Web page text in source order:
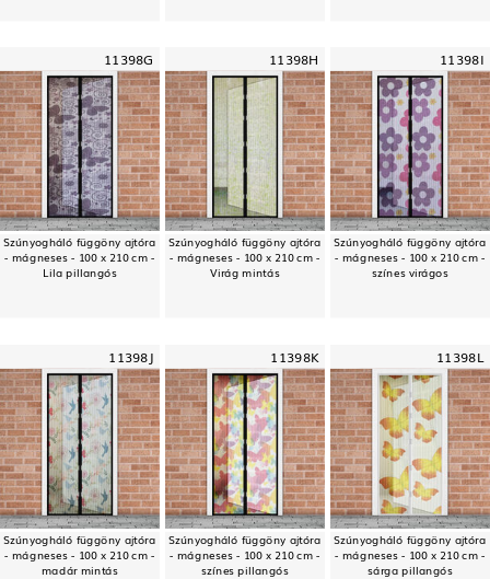
11398G
Szúnyogháló függöny ajtóra
- mágneses - 100 x 210 cm -
Lila pillangós
11398H
Szúnyogháló függöny ajtóra
- mágneses - 100 x 210 cm -
Virág mintás
11398I
Szúnyogháló függöny ajtóra
- mágneses - 100 x 210 cm -
színes virágos
11398J
Szúnyogháló függöny ajtóra
- mágneses - 100 x 210 cm -
madár mintás
11398K
Szúnyogháló függöny ajtóra
- mágneses - 100 x 210 cm -
színes pillangós
11398L
Szúnyogháló függöny ajtóra
- mágneses - 100 x 210 cm -
sárga pillangós